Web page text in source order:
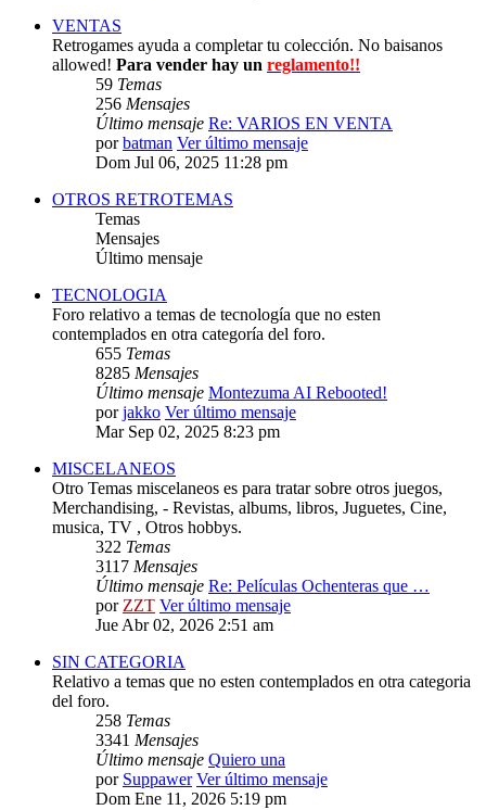
VENTAS
Retrogames ayuda a completar tu colección. No baisanos
allowed! Para vender hay un reglamento!!
59 Temas
256 Mensajes
Último mensaje Re: VARIOS EN VENTA
porbatman Ver último mensaje
Dom Jul 06, 2025 11:28 pm
OTROS RETROTEMAS
Temas
Mensajes
Último mensaje
TECNOLOGIA
Foro relativo a temas de tecnología que no esten
contemplados en otra categoría del foro.
655 Temas
8285 Mensajes
Último mensaje Montezuma AI Rebooted!
porjakko Ver último mensaje
Mar Sep 02, 2025 8:23 pm
MISCELANEOS
Otro Temas miscelaneos es para tratar sobre otros juegos,
Merchandising, - Revistas, albums, libros, Juguetes, Cine,
musica, TV , Otros hobbys.
322 Temas
3117 Mensajes
Último mensaje Re: Películas Ochenteras que …
porZZT Ver último mensaje
Jue Abr 02, 2026 2:51 am
SIN CATEGORIA
Relativo a temas que no esten contemplados en otra categoria
del foro.
258 Temas
3341 Mensajes
Último mensaje Quiero una
por Suppawer Ver último mensaje
Dom Ene 11, 2026 5:19 pm